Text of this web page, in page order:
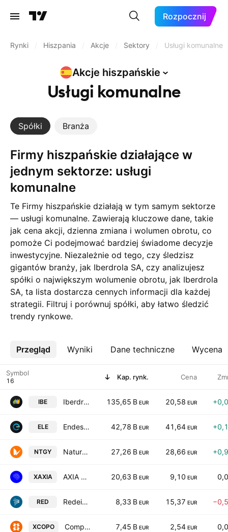
Rozpocznij
Rynki Hiszpania Akcje Sektory Usługi komunalne
Akcje hiszpańskie
Usługi komunalne
Spółki Branża
Firmy hiszpańskie działające w
jednym sektorze: usługi
komunalne
Te Firmy hiszpańskie działają w tym samym sektorze
— usługi komunalne. Zawierają kluczowe dane, takie
jak cena akcji, dzienna zmiana i wolumen obrotu, co
pomoże Ci podejmować bardziej świadome decyzje
inwestycyjne. Niezależnie od tego, czy śledzisz
gigantów branży, jak Iberdrola SA, czy analizujesz
spółki o największym wolumenie obrotu, jak Iberdrola
SA, ta lista dostarcza cennych informacji dla każdej
strategii. Filtruj i porównuj spółki, aby łatwo śledzić
trendy rynkowe.
Przegląd Wyniki Dane techniczne Wycena
Więcej
Symbol Kap. rynk. Cena
IBE Iberdrola SA 135,65 B EUR 20,58 EUR
ELE Endesa S.A. 42,78 B EUR 41,64 EUR
NTGY Naturgy Energy Group, S.A. 27,26 B EUR 28,66 EUR
XAXIA AXIA Energia SA 20,63 B EUR 9,10 EUR
RED Redeia Corporacion SA 8,33 B EUR 15,37 EUR
XCOPO Companhia Paranaense de Energia 7,45 B EUR 2,54 EUR